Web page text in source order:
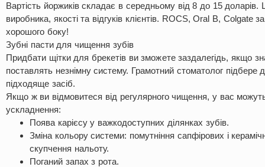
Вартість йоржиків складає в середньому від 8 до 15 доларів.
виробника, якості та відгуків клієнтів. ROCS, Oral B, Colgate
хорошого боку!
Зубні пасти для чищення зубів
Придбати щітки для брекетів ви зможете заздалегідь, якщо
поставлять незнімну систему. Грамотний стоматолог підбере
підходяще засіб.
Якщо ж ви відмовитеся від регулярного чищення, у вас
ускладнення:
Поява карієсу у важкодоступних ділянках зубів.
Зміна кольору системи: помутніння сапфірових і
скупчення нальоту.
Поганий запах з рота.